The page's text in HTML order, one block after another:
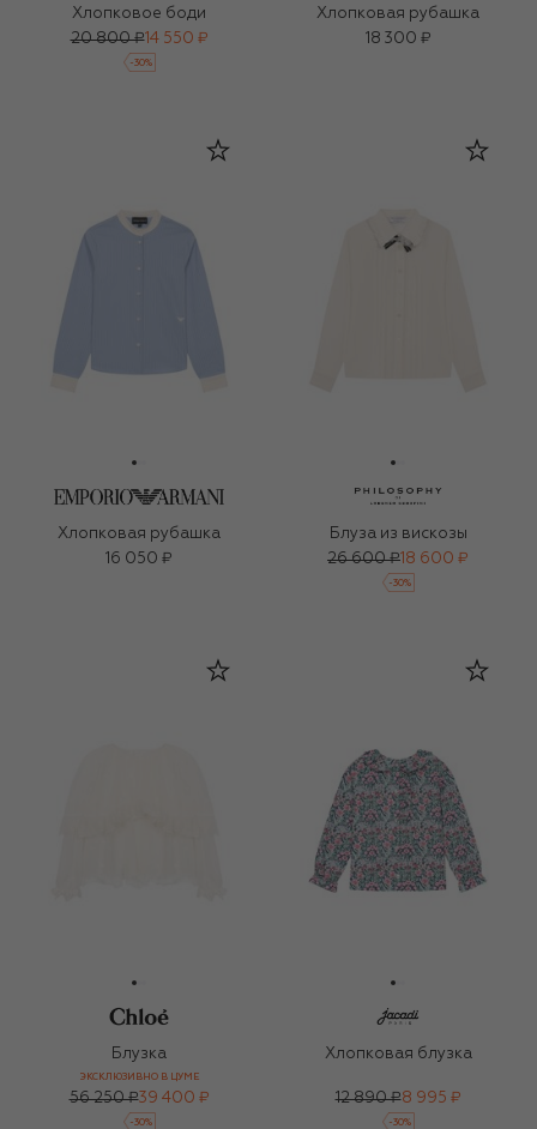
Хлопковое боди
20 800 ₽14 550 ₽
-30%
Хлопковая рубашка
18 300 ₽
Хлопковая рубашка
16 050 ₽
Блуза из вискозы
26 600 ₽ 18 600 ₽
-30%
Блузка
ЭКСКЛЮЗИВНО В ЦУМЕ
56 250 ₽39 400 ₽
-30%
Хлопковая блузка
12 890 ₽8 995 ₽
-30%